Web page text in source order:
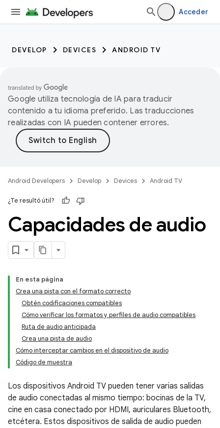
Acceder
DEVELOP DEVICES ANDROID TV
Google utiliza tecnología de IA para traducir
contenido a tu idioma preferido. Las traducciones
realizadas con IA pueden contener errores.
Android Developers Develop Devices Android TV
¿Te resultó útil?
Capacidades de audio
En esta página
Crea una pista con el formato correcto
Obtén codificaciones compatibles
Cómo verificar los formatos y perfiles de audio compatibles
Ruta de audio anticipada
Crea una pista de audio
Cómo interceptar cambios en el dispositivo de audio
Código de muestra
Los dispositivos Android TV pueden tener varias salidas
de audio conectadas al mismo tiempo: bocinas de la TV,
cine en casa conectado por HDMI, auriculares Bluetooth,
etcétera. Estos dispositivos de salida de audio pueden